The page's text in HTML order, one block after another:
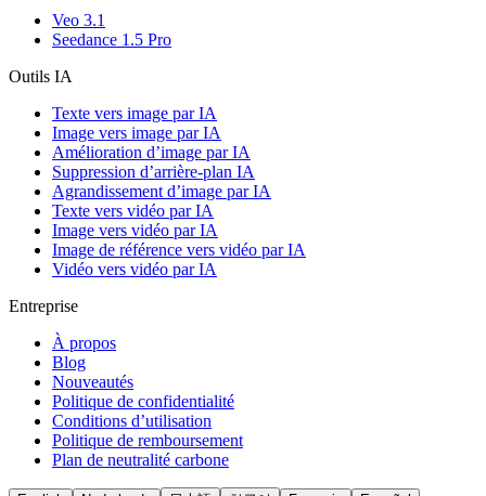
Veo 3.1
Seedance 1.5 Pro
Outils IA
Texte vers image par IA
Image vers image par IA
Amélioration d’image par IA
Suppression d’arrière-plan IA
Agrandissement d’image par IA
Texte vers vidéo par IA
Image vers vidéo par IA
Image de référence vers vidéo par IA
Vidéo vers vidéo par IA
Entreprise
À propos
Blog
Nouveautés
Politique de confidentialité
Conditions d’utilisation
Politique de remboursement
Plan de neutralité carbone